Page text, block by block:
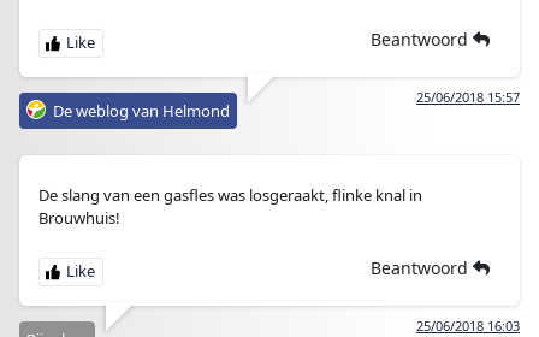
Beantwoord
25/06/2018 15:57
De weblog van Helmond
De slang van een gasfles was losgeraakt, flinke knal in
Brouwhuis!
Beantwoord
25/06/2018 16:03